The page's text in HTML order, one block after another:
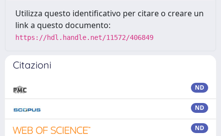
Utilizza questo identificativo per citare o creare un
link a questo documento:
https://hdl.handle.net/11572/406849
Citazioni
ND
ND
ND